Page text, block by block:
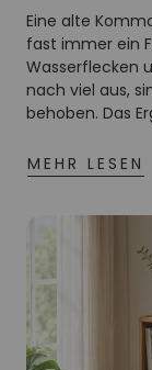
Eine alte
fast immer ein
Wasserflecken
nach viel aus,
behoben. Das
MEHR LESEN